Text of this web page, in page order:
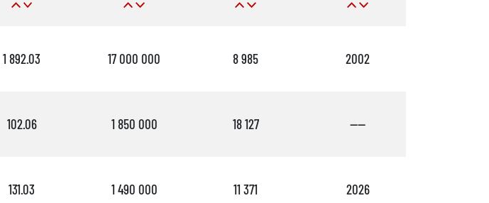
1 892.03 17 000 000 8 985 2002
102.06 1 850 000 18 127 ----
131.03 1 490 000 11 371 2026